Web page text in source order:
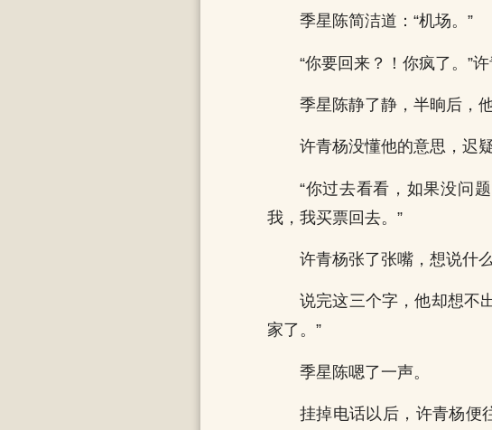
季星陈简洁道：“机场。”
“你要回来？！你疯了。”
季星陈静了静，半晌后，
许青杨没懂他的意思，迟
“你过去看看，如果没问
我，我买票回去。”
许青杨张了张嘴，想说什
说完这三个字，他却想不
家了。”
季星陈嗯了一声。
挂掉电话以后，许青杨便